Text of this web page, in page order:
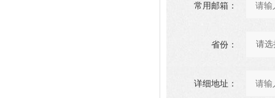
常用邮箱：
省份：
详细地址：